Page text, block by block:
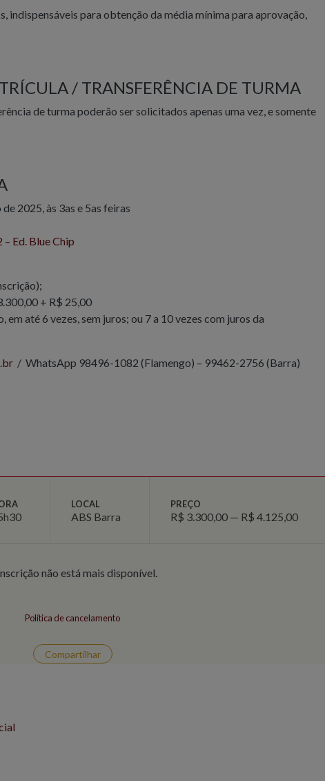
indispensáveis para obtenção da média mínima para aprovação,
/ TRANSFERÊNCIA DE TURMA
de turma poderão ser solicitados apenas uma vez, e somente
de 2025, às 3as e 5as feiras
– Ed. Blue Chip
+ R$ 25,00
até 6 vezes, sem juros; ou 7 a 10 vezes com juros da
/ WhatsApp 98496-1082 (Flamengo) – 99462-2756 (Barra)
LOCAL
ABS Barra
PREÇO
R$ 3.300,00 — R$ 4.125,00
não está mais disponível.
Política de cancelamento
Compartilhar